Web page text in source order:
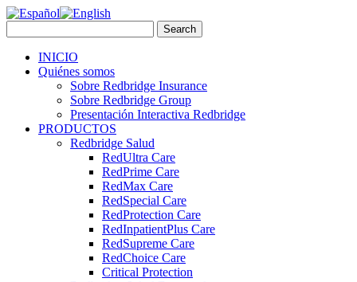
INICIO
Quiénes somos
Sobre Redbridge Insurance
Sobre Redbridge Group
Presentación Interactiva Redbridge
PRODUCTOS
Redbridge Salud
RedUltra Care
RedPrime Care
RedMax Care
RedSpecial Care
RedProtection Care
RedInpatientPlus Care
RedSupreme Care
RedChoice Care
Critical Protection